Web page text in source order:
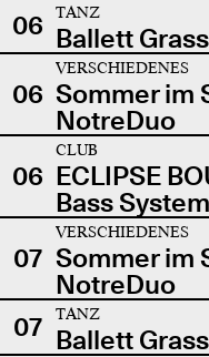
06
TANZ
Ballett
06
VERSCHIEDENES
Sommer im
NotreDuo
06
CLUB
ECLIPSE
Bass
07
VERSCHIEDENES
Sommer im
NotreDuo
07
TANZ
Ballett